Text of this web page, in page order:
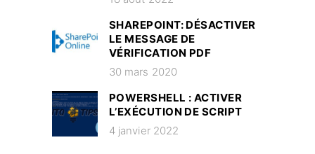
SHAREPOINT: DÉSACTIVER
LE MESSAGE DE
VÉRIFICATION PDF
30 mars 2020
POWERSHELL : ACTIVER
L’EXÉCUTION DE SCRIPT
4 janvier 2022